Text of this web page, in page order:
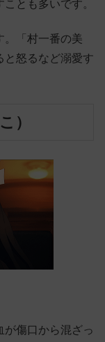
とも多いです。
。「村一番の美
と怒るなど溺愛す
）
が傷口から混ざっ